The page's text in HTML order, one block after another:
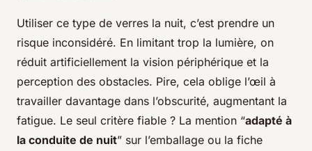
Utiliser ce type de verres la nuit, c’est prendre un
risque inconsidéré. En limitant trop la lumière, on
réduit artificiellement la vision périphérique et la
perception des obstacles. Pire, cela oblige l’œil à
travailler davantage dans l’obscurité, augmentant la
fatigue. Le seul critère fiable ? La mention “adapté à
la conduite de nuit” sur l’emballage ou la fiche